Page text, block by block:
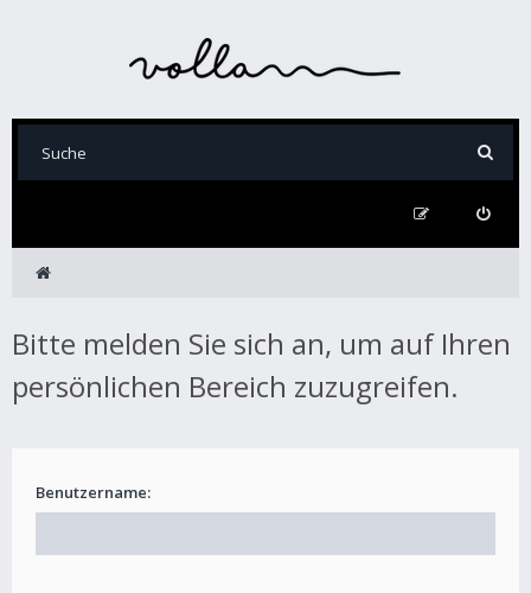
Bitte melden Sie sich an, um auf Ihren
persönlichen Bereich zuzugreifen.
Benutzername: